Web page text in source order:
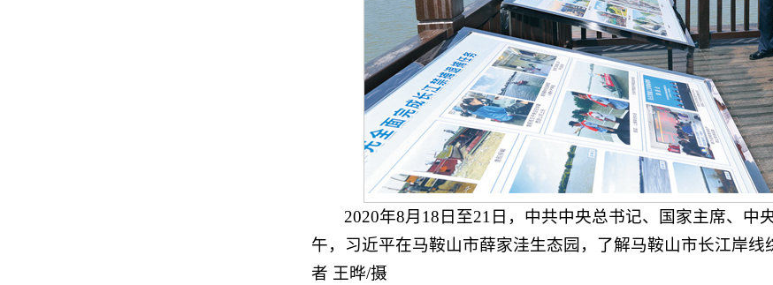
2020年8月18日至21日，中共中央总书记、国家主席、中
午，习近平在马鞍山市薛家洼生态园，了解马鞍山市长江岸
者 王晔/摄